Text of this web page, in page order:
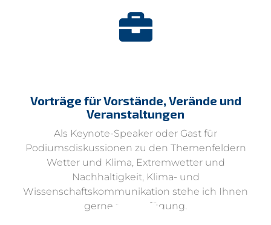
Vorträge für Vorstände, Verände und
Veranstaltungen
Als Keynote-Speaker oder Gast für
Podiumsdiskussionen zu den Themenfeldern
Wetter und Klima, Extremwetter und
Nachhaltigkeit, Klima- und
Wissenschaftskommunikation stehe ich Ihnen
gerne zur Verfügung.